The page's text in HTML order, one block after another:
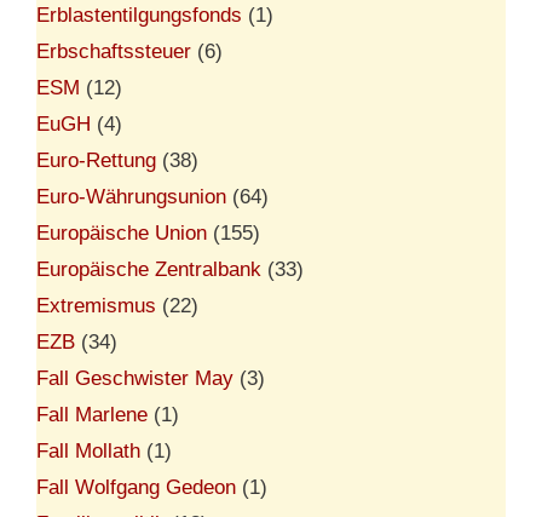
Erblastentilgungsfonds (1)
Erbschaftssteuer (6)
ESM (12)
EuGH (4)
Euro-Rettung (38)
Euro-Währungsunion (64)
Europäische Union (155)
Europäische Zentralbank (33)
Extremismus (22)
EZB (34)
Fall Geschwister May (3)
Fall Marlene (1)
Fall Mollath (1)
Fall Wolfgang Gedeon (1)